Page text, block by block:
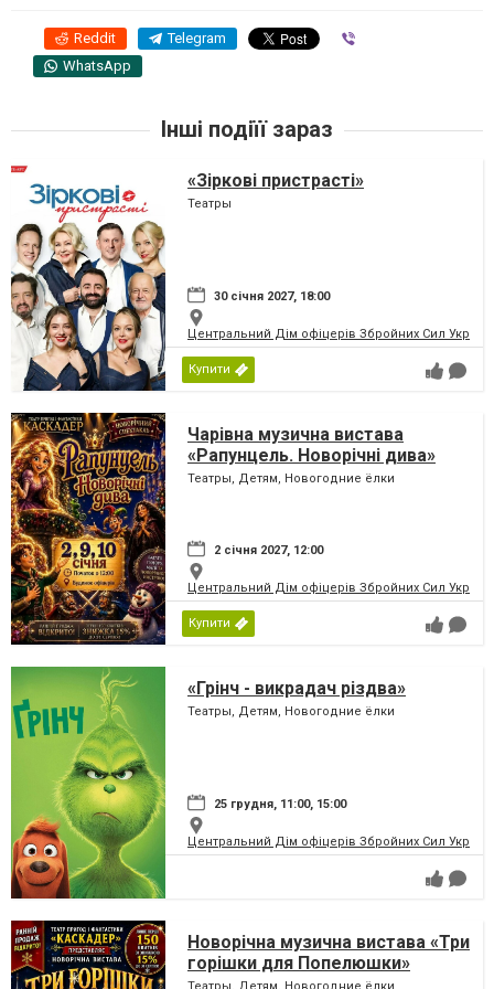
Reddit Telegram
WhatsApp
Інші подіїї зараз
«Зіркові пристрасті»
Театры
30 січня 2027, 18:00
Центральний Дім офіцерів Збройних Сил
Купити
Чарівна музична вистава
«Рапунцель. Новорічні дива»
Театры, Детям, Новогодние ёлки
2 січня 2027, 12:00
Центральний Дім офіцерів Збройних Сил
Купити
«Грінч - викрадач різдва»
Театры, Детям, Новогодние ёлки
25 грудня, 11:00, 15:00
Центральний Дім офіцерів Збройних Сил
Новорічна музична вистава «Три
горішки для Попелюшки»
Театры, Детям, Новогодние ёлки